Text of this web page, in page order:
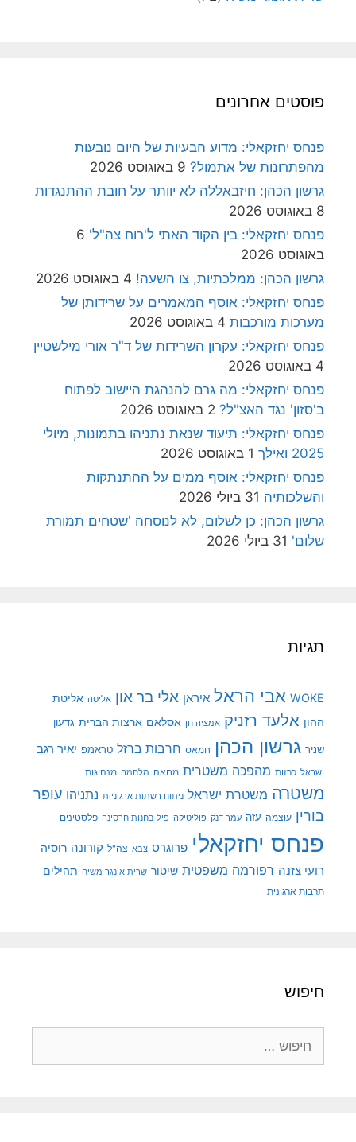
פוסטים אחרונים
פנחס יחזקאלי: מדוע הבעיות של היום נובעות
מהפתרונות של אתמול? 9 באוגוסט 2026
גרשון הכהן: חיזבאללה לא יוותר על חובת ההתנגדות
8 באוגוסט 2026
פנחס יחזקאלי: בין הקוד האתי ל'רוח צה"ל' 6
באוגוסט 2026
גרשון הכהן: ממלכתיות, צו השעה! 4 באוגוסט 2026
פנחס יחזקאלי: אוסף המאמרים על שרידותן של
מערכות מורכבות 4 באוגוסט 2026
פנחס יחזקאלי: עקרון השרידות של ד"ר אורי מילשטיין
4 באוגוסט 2026
פנחס יחזקאלי: מה גרם להנהגת היישוב לפתוח
ב'סזון' נגד האצ"ל? 2 באוגוסט 2026
פנחס יחזקאלי: תיעוד שנאת נתניהו בתמונות, מיולי
2025 ואילך
1 באוגוסט 2026
פנחס יחזקאלי: אוסף ממים על ההתנתקות
והשלכותיה 31 ביולי 2026
גרשון הכהן: כן לשלום, לא לנוסחה 'שטחים תמורת
שלום' 31 ביולי 2026
תגיות
WOKE אבי הראל איראן אלי בר און אליטה אליטת
ההון אלעד רזניק אמציה חן אסלאם ארצות הברית גדעון
שניר גרשון הכהן חמאס חרבות ברזל טראמפ יאיר רגב
ישראל כרזות מהפכה משטרית מחאה מלחמה מנהיגות
משטרה משטרת ישראל ניתוח רשתות ארגוניות נתניהו עופר
בורין עוצמה עזה עמר דנק פוליטיקה פיל בחנות חרסינה פלסטינים
פנחס יחזקאלי פרוגרס צבא צה"ל קורונה רוסיה
רועי צזנה רפורמה משפטית שיטור שרית אונגר משיח תהילים
תרבות ארגונית
חיפוש